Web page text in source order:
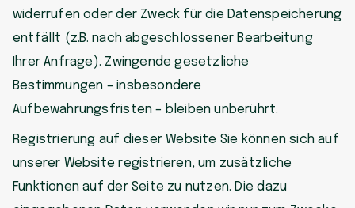
widerrufen oder der Zweck für die Datenspeicherung
entfällt (z.B. nach abgeschlossener Bearbeitung
Ihrer Anfrage). Zwingende gesetzliche
Bestimmungen – insbesondere
Aufbewahrungsfristen – bleiben unberührt.
Registrierung auf dieser Website Sie können sich auf
unserer Website registrieren, um zusätzliche
Funktionen auf der Seite zu nutzen. Die dazu